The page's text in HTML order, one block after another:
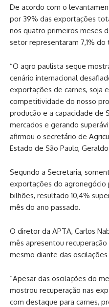
De acordo com o
por 39% das exportações
nos quatro primeiros meses
setor representaram 7,1%
“O agro paulista segue
cenário internacional
exportações de carnes, soja
competitividade do nosso
produção e a capacidade de
mercados e gerando
afirmou o secretário de
Estado de São Paulo,
Segundo a Secretaria,
exportações do agronegócio
bilhões, resultado 10,4%
mês do ano passado.
O diretor da APTA, Carlos
mês apresentou
mesmo diante das
“Apesar das oscilações do
mostrou recuperação nas
com destaque para carnes,